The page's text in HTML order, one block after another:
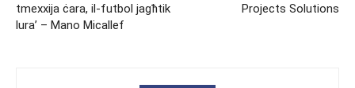
tmexxija ċara, il-futbol jagħtik
lura’ – Mano Micallef
Projects Solutions